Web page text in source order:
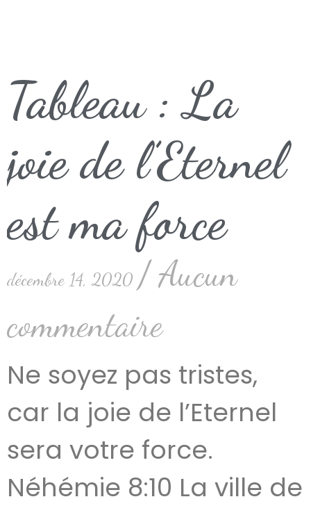
Tableau : La
joie de l’Eternel
est ma force
décembre 14, 2020
Aucun
commentaire
Ne soyez pas tristes,
car la joie de l’Eternel
sera votre force.
Néhémie 8:10 La ville de